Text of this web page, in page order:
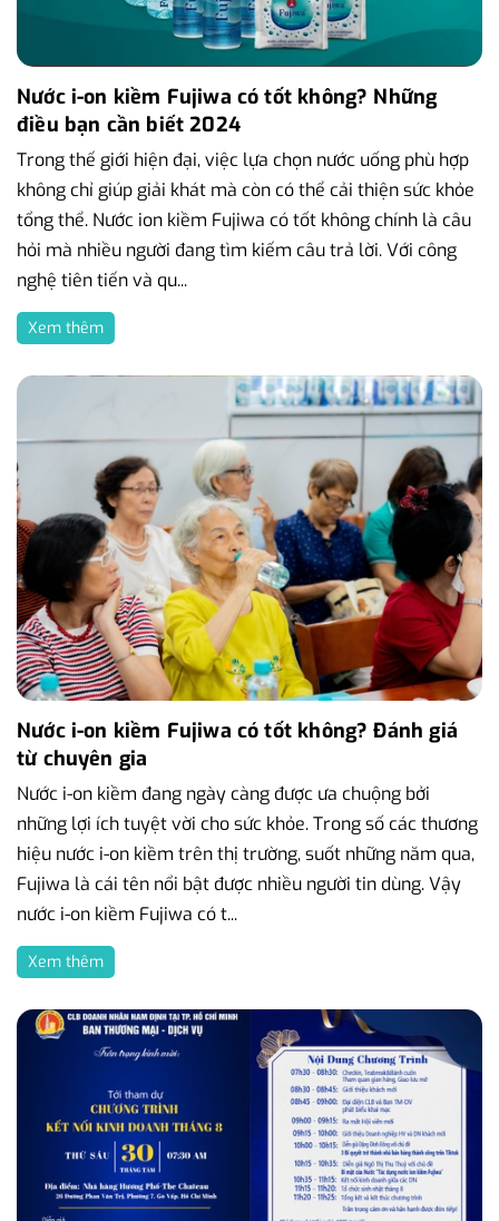
Nước i-on kiềm Fujiwa có tốt không? Những
điều bạn cần biết 2024
Trong thế giới hiện đại, việc lựa chọn nước uống phù hợp
không chỉ giúp giải khát mà còn có thể cải thiện sức khỏe
tổng thể. Nước ion kiềm Fujiwa có tốt không chính là câu
hỏi mà nhiều người đang tìm kiếm câu trả lời. Với công
nghệ tiên tiến và qu...
Xem thêm
Nước i-on kiềm Fujiwa có tốt không? Đánh giá
từ chuyên gia
Nước i-on kiềm đang ngày càng được ưa chuộng bởi
những lợi ích tuyệt vời cho sức khỏe. Trong số các thương
hiệu nước i-on kiềm trên thị trường, suốt những năm qua,
Fujiwa là cái tên nổi bật được nhiều người tin dùng. Vậy
nước i-on kiềm Fujiwa có t...
Xem thêm